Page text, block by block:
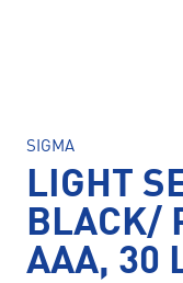
SIGMA
LIGHT
BLACK/
AAA, 30